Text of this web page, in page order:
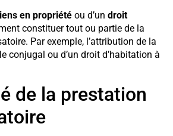
en propriété ou d’un droit
constituer tout ou partie de la
Par exemple, l’attribution de la
conjugal ou d’un droit d’habitation à
de la prestation